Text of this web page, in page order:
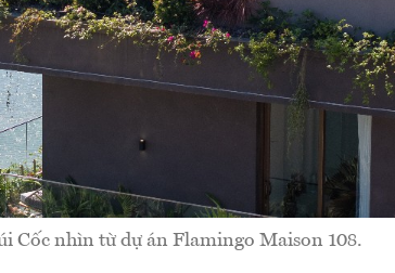
Cốc nhìn từ dự án Flamingo Maison 108.